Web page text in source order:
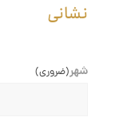
نشانی
شهر(ضروری)